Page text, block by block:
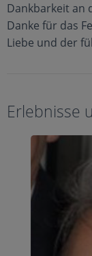
Dankbarkeit an
Danke für das
Liebe und der
Erlebnisse